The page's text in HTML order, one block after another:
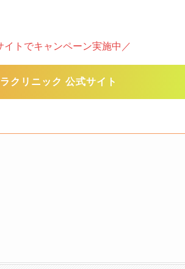
イトでキャンペーン実施中／
クリニック 公式サイト